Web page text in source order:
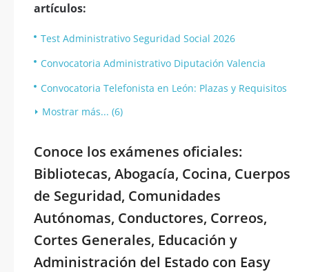
artículos:
Test Administrativo Seguridad Social 2026
Convocatoria Administrativo Diputación Valencia
Convocatoria Telefonista en León: Plazas y Requisitos
Mostrar más... (6)
Conoce los exámenes oficiales:
Bibliotecas, Abogacía, Cocina, Cuerpos
de Seguridad, Comunidades
Autónomas, Conductores, Correos,
Cortes Generales, Educación y
Administración del Estado con Easy